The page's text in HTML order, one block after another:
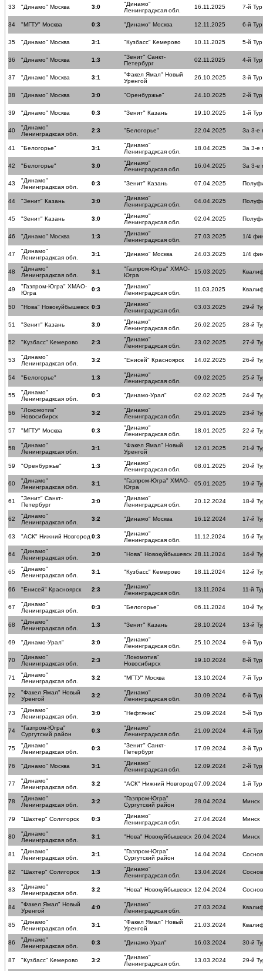
33 "Динамо" Москва 3:0
"Динамо"
Ленинградксая обл.
16.11.2025 7-й Тур
34 "МГТУ" Москва 0:3 "Динамо" Москва 12.11.2025 6-й Тур
35 "Динамо" Москва 3:1 "Кузбасс" Кемерово 10.11.2025 5-й Тур
36 "Динамо" Москва 1:3
"Зенит" Санкт-
Петербург
02.11.2025 4-й Тур
37 "Динамо" Москва 3:1
"Факел Ямал" Новый
Уренгой
26.10.2025 3-й Тур
38 "Динамо" Москва 3:0 "Оренбуржье" 24.10.2025 2-й Тур
39 "Динамо" Москва 0:3 "Зенит" Казань 19.10.2025 1-й Тур
40
"Динамо"
Ленинградксая обл.
2:3 "Белогорье" 22.04.2025 За 3-е
41 "Белогорье" 3:1
"Динамо"
Ленинградксая обл.
18.04.2025 За 3-е
42 "Белогорье" 3:0
"Динамо"
Ленинградксая обл.
16.04.2025 За 3-е
43
"Динамо"
Ленинградксая обл.
0:3 "Зенит" Казань 07.04.2025
44 "Зенит" Казань 3:0
"Динамо"
Ленинградксая обл.
04.04.2025
45 "Зенит" Казань 3:0
"Динамо"
Ленинградксая обл.
02.04.2025
46 "Динамо" Москва 1:3
"Динамо"
Ленинградксая обл.
27.03.2025 1/4
47
"Динамо"
Ленинградксая обл.
3:1 "Динамо" Москва 24.03.2025 1/4
48
"Динамо"
Ленинградксая обл.
3:1
"Газпром-Югра" ХМАО-
Югра
15.03.2025
49
"Газпром-Югра" ХМАО-
Югра
0:3
"Динамо"
Ленинградксая обл.
11.03.2025
50 "Нова" Новокуйбышевск 0:3
"Динамо"
Ленинградксая обл.
03.03.2025 29-й
51 "Зенит" Казань 3:0
"Динамо"
Ленинградксая обл.
26.02.2025 28-й
52 "Кузбасс" Кемерово 2:3
"Динамо"
Ленинградксая обл.
23.02.2025 27-й
53
"Динамо"
Ленинградксая обл.
3:2 "Енисей" Красноярск 14.02.2025 26-й
54 "Белогорье" 1:3
"Динамо"
Ленинградксая обл.
09.02.2025 25-й
55
"Динамо"
Ленинградксая обл.
0:3 "Динамо-Урал" 02.02.2025 24-й
56
"Локомотив"
Новосибирск
3:2
"Динамо"
Ленинградксая обл.
25.01.2025 23-й
57 "МГТУ" Москва 0:3
"Динамо"
Ленинградксая обл.
18.01.2025 22-й
58
"Динамо"
Ленинградксая обл.
3:1
"Факел Ямал" Новый
Уренгой
12.01.2025 21-й
59 "Оренбуржье" 1:3
"Динамо"
Ленинградксая обл.
08.01.2025 20-й
60
"Динамо"
Ленинградксая обл.
3:1
"Газпром-Югра" ХМАО-
Югра
05.01.2025 19-й
61
"Зенит" Санкт-
Петербург
3:0
"Динамо"
Ленинградксая обл.
20.12.2024 18-й
62
"Динамо"
Ленинградксая обл.
3:2 "Динамо" Москва 16.12.2024 17-й
63 "АСК" Нижний Новгород 0:3
"Динамо"
Ленинградксая обл.
11.12.2024 16-й
64
"Динамо"
Ленинградксая обл.
3:0 "Нова" Новокуйбышевск 28.11.2024 14-й
65
"Динамо"
Ленинградксая обл.
3:1 "Кузбасс" Кемерово 18.11.2024 12-й
66 "Енисей" Красноярск 2:3
"Динамо"
Ленинградксая обл.
13.11.2024 11-й
67
"Динамо"
Ленинградксая обл.
0:3 "Белогорье" 06.11.2024 10-й
68
"Динамо"
Ленинградксая обл.
1:3 "Зенит" Казань 28.10.2024 13-й
69 "Динамо-Урал" 3:0
"Динамо"
Ленинградксая обл.
25.10.2024 9-й Тур
70
"Динамо"
Ленинградксая обл.
2:3
"Локомотив"
Новосибирск
19.10.2024 8-й Тур
71
"Динамо"
Ленинградксая обл.
3:2 "МГТУ" Москва 13.10.2024 7-й Тур
72
"Факел Ямал" Новый
Уренгой
3:2
"Динамо"
Ленинградксая обл.
30.09.2024 6-й Тур
73
"Динамо"
Ленинградксая обл.
3:0 "Нефтяник" 25.09.2024 5-й Тур
74
"Газпром-Югра"
Сургутский район
0:3
"Динамо"
Ленинградксая обл.
21.09.2024 4-й Тур
75
"Динамо"
Ленинградксая обл.
0:3
"Зенит" Санкт-
Петербург
17.09.2024 3-й Тур
76 "Динамо" Москва 3:1
"Динамо"
Ленинградксая обл.
12.09.2024 2-й Тур
77
"Динамо"
Ленинградксая обл.
3:2 "АСК" Нижний Новгород 07.09.2024 1-й Тур
78
"Динамо"
Ленинградксая обл.
3:2
"Газпром-Югра"
Сургутский район
28.04.2024 Минск
79 "Шахтер" Солигорск 0:3
"Динамо"
Ленинградксая обл.
27.04.2024 Минск
80
"Динамо"
Ленинградксая обл.
3:1 "Нова" Новокуйбышевск 26.04.2024 Минск
81
"Динамо"
Ленинградксая обл.
3:1
"Газпром-Югра"
Сургутский район
14.04.2024
82 "Шахтер" Солигорск 1:3
"Динамо"
Ленинградксая обл.
13.04.2024
83
"Динамо"
Ленинградксая обл.
3:2 "Нова" Новокуйбышевск 12.04.2024
84
"Факел Ямал" Новый
Уренгой
4:0
"Динамо"
Ленинградксая обл.
27.03.2024
85
"Динамо"
Ленинградксая обл.
3:1
"Факел Ямал" Новый
Уренгой
21.03.2024
86
"Динамо"
Ленинградксая обл.
0:3 "Динамо-Урал" 16.03.2024 30-й
87 "Кузбасс" Кемерово 3:2
"Динамо"
Ленинградксая обл.
13.03.2024 29-й